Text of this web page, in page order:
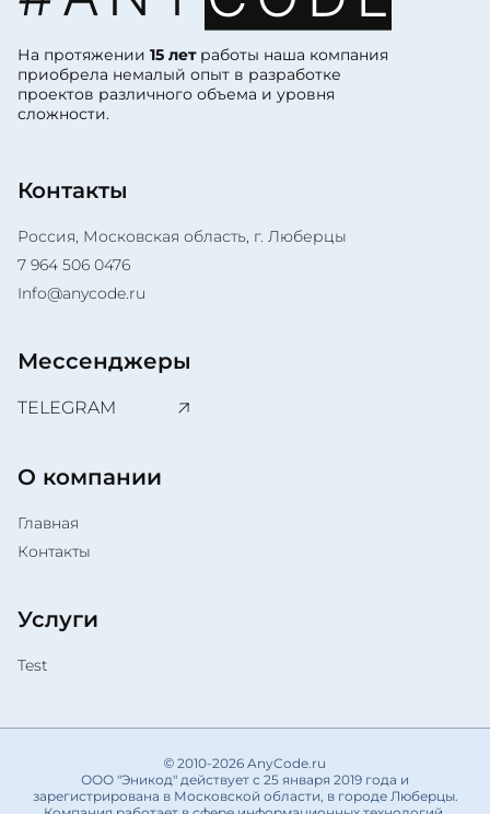
На протяжении 15 лет работы наша компания
приобрела немалый опыт в разработке
проектов различного объема и уровня
сложности.
Контакты
Россия, Московская область, г. Люберцы
7 964 506 0476
Info@anycode.ru
О компании
Главная
Контакты
Услуги
Test
Мессенджеры
TELEGRAM
© 2010-2026 AnyCode.ru
ООО "Эникод" действует с 25 января 2019 года и
зарегистрирована в Московской области, в городе Люберцы.